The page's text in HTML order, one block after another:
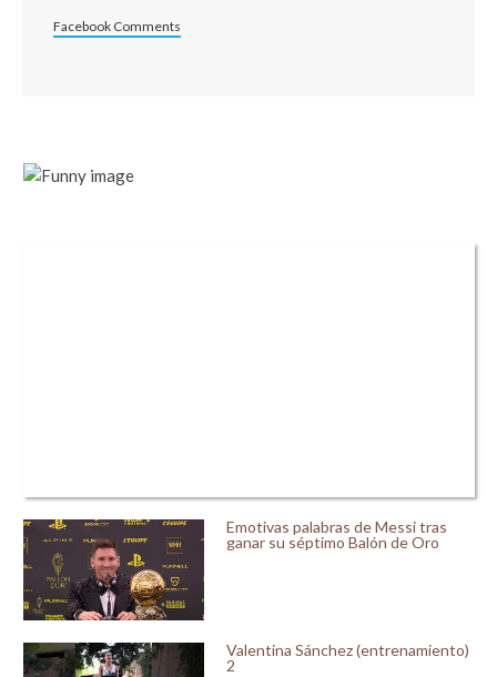
Facebook Comments
Emotivas palabras de Messi tras
ganar su séptimo Balón de Oro
Valentina Sánchez (entrenamiento)
2